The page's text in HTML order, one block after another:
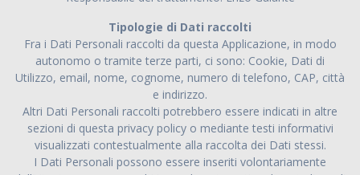
Tipologie di Dati raccolti
Fra i Dati Personali raccolti da questa Applicazione, in modo
autonomo o tramite terze parti, ci sono: Cookie, Dati di
Utilizzo, email, nome, cognome, numero di telefono, CAP, città
e indirizzo.
Altri Dati Personali raccolti potrebbero essere indicati in altre
sezioni di questa privacy policy o mediante testi informativi
visualizzati contestualmente alla raccolta dei Dati stessi.
I Dati Personali possono essere inseriti volontariamente